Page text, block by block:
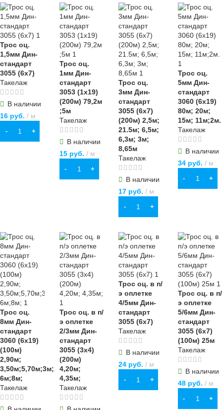
Трос оц.
1,5мм Дин-
стандарт
3055 (6х7)
Такелаж
В наличии
16 руб. м
В КОРЗИНУ
Трос оц.
1мм Дин-
стандарт
3053 (1х19)
(200м) 79,2м
;5м
Такелаж
В наличии
15руб. м
В КОРЗИНУ
Трос оц.
3мм Дин-
стандарт
3055 (6х7)
(200м) 2,5м;
21.5м; 6,5м;
6,3м; 3м;
8,65м
Такелаж
В наличии
17 руб. м
В КОРЗИНУ
Трос оц.
5мм Дин-
стандарт
3060 (6х19)
80м; 20м;
15м; 11м;2м.
Такелаж
В наличии
34руб. м
В КОРЗИНУ
Трос оц.
8мм Дин-
стандарт
3060 (6х19)
(100м)
2,90м;
3,50м;5,70м;3м;
6м;8м;
Такелаж
Трос оц. в п/
э оплетке
2/3мм Дин-
стандарт
3055 (3х4)
(200м)
4,20м;
4,35м;
Такелаж
Трос оц. в п/
э оплетке
4/5мм Дин-
стандарт
3055 (6х7)
Такелаж
В наличии
24 руб. м
В КОРЗИНУ
Трос оц. в п/
э оплетке
5/6мм Дин-
стандарт
3055 (6х7)
(100м) 25м
Такелаж
В наличии
48руб. м
В КОРЗИНУ